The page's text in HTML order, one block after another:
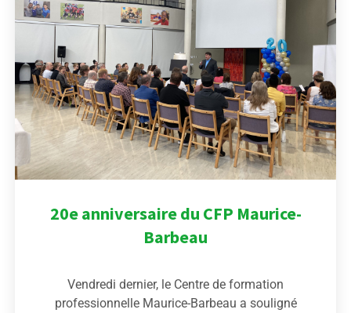
20e anniversaire du CFP Maurice-
Barbeau
Vendredi dernier, le Centre de formation
professionnelle Maurice-Barbeau a souligné